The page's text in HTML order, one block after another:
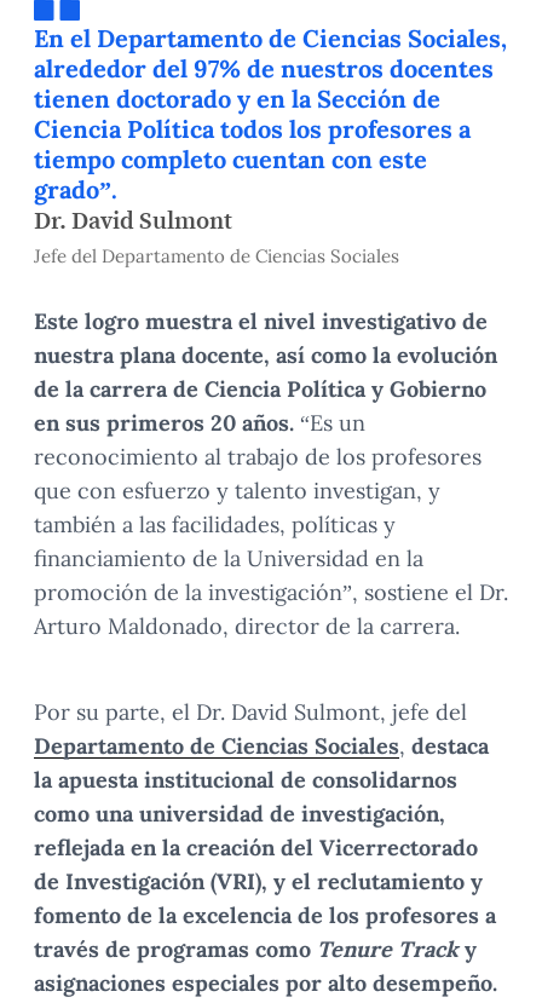
En el Departamento de Ciencias Sociales,
alrededor del 97% de nuestros docentes
tienen doctorado y en la Sección de
Ciencia Política todos los profesores a
tiempo completo cuentan con este
grado”.
Dr. David Sulmont
Jefe del Departamento de Ciencias Sociales
Este logro muestra el nivel investigativo de
nuestra plana docente, así como la evolución
de la carrera de Ciencia Política y Gobierno
en sus primeros 20 años. “Es un
reconocimiento al trabajo de los profesores
que con esfuerzo y talento investigan, y
también a las facilidades, políticas y
financiamiento de la Universidad en la
promoción de la investigación”, sostiene el Dr.
Arturo Maldonado, director de la carrera.
Por su parte, el Dr. David Sulmont, jefe del
Departamento de Ciencias Sociales, destaca
la apuesta institucional de consolidarnos
como una universidad de investigación,
reflejada en la creación del Vicerrectorado
de Investigación (VRI), y el reclutamiento y
fomento de la excelencia de los profesores a
través de programas como Tenure Tracky
asignaciones especiales por alto desempeño.